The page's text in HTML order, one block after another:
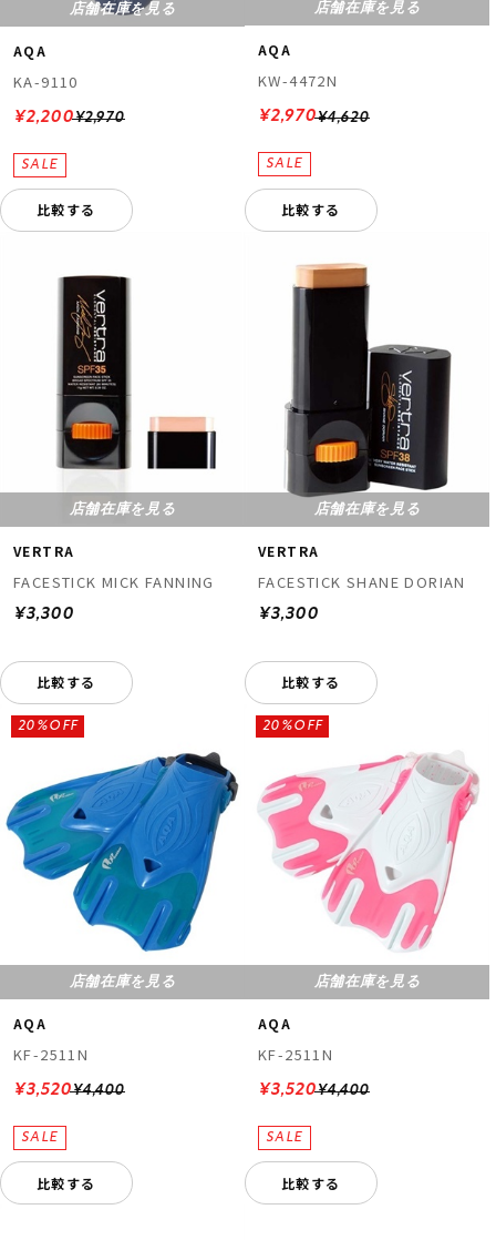
店舗在庫を見る
AQA
KA-9110
¥2,970
¥2,200
比較する
店舗在庫を見る
AQA
KW-4472N
¥4,620
¥2,970
比較する
店舗在庫を見る
VERTRA
FACESTICK MICK FANNING
¥3,300
比較する
店舗在庫を見る
VERTRA
FACESTICK SHANE DORIAN
¥3,300
比較する
店舗在庫を見る
AQA
KF-2511N
¥4,400
20%OFF
¥3,520
比較する
店舗在庫を見る
AQA
KF-2511N
¥4,400
20%OFF
¥3,520
比較する